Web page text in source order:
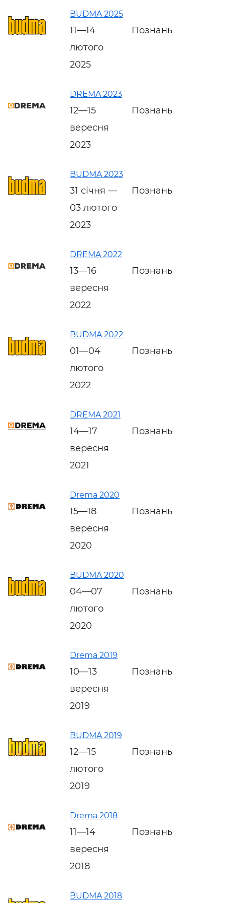
BUDMA 2025
11—14
лютого
2025
Познань
DREMA 2023
12—15
вересня
2023
Познань
BUDMA 2023
31 січня —
03 лютого
2023
Познань
DREMA 2022
13—16
вересня
2022
Познань
BUDMA 2022
01—04
лютого
2022
Познань
DREMA 2021
14—17
вересня
2021
Познань
Drema 2020
15—18
вересня
2020
Познань
BUDMA 2020
04—07
лютого
2020
Познань
Drema 2019
10—13
вересня
2019
Познань
BUDMA 2019
12—15
лютого
2019
Познань
Drema 2018
11—14
вересня
2018
Познань
BUDMA 2018